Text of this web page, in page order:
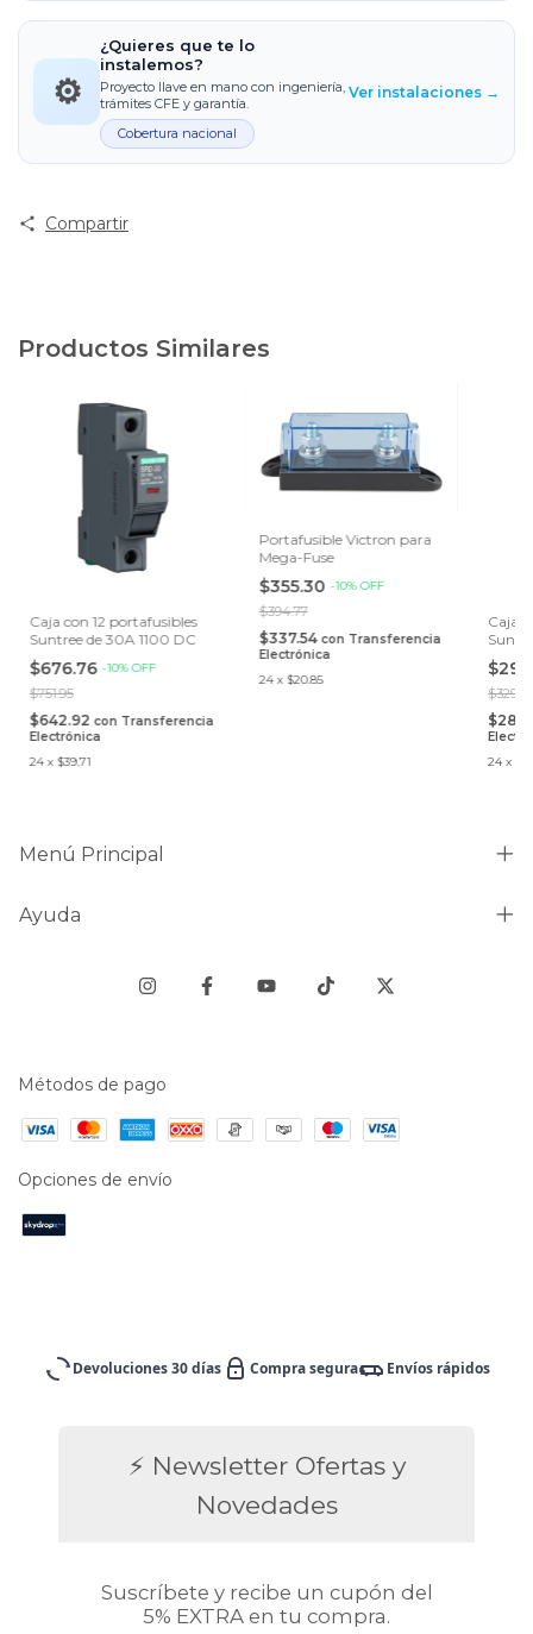
⚙️
¿Quieres que te lo
instalemos?
Proyecto llave en mano con ingeniería,
trámites CFE y garantía.
Cobertura nacional
Ver instalaciones →
Compartir
Productos Similares
Caja con 12 portafusibles
Suntree de 30A 1100 DC
$676.76 -10%OFF
$751.95
$642.92 con Transferencia
Electrónica
24 x $39.71
Portafusible Victron para
Mega-Fuse
$355.30 -10%OFF
$394.77
$337.54 con Transferencia
Electrónica
24 x $20.85
Caja
$329.70
24 x
Menú Principal
Ayuda
Métodos de pago
Opciones de envío
Devoluciones 30 días Compra segura Envíos rápidos
⚡ Newsletter Ofertas y
Novedades
Suscríbete y recibe un cupón del
5% EXTRA en tu compra.